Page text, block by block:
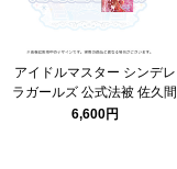
アイドルマスター シンデレ
ラガールズ 公式法被 佐久間
まゆ (STARLIGHT STAGE
6,600円